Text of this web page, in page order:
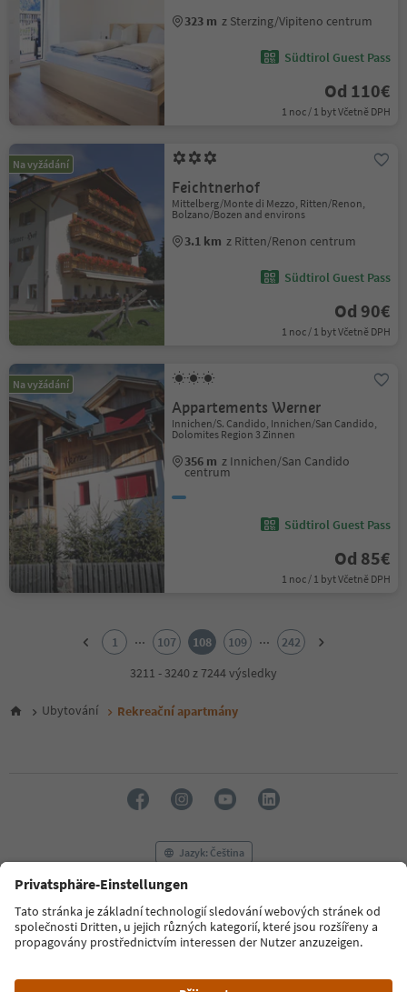
323 m z Sterzing/Vipiteno centrum
Südtirol Guest Pass
Od 110€
1 noc / 1 byt Včetně DPH
Na vyžádání
Feichtnerhof
Mittelberg/Monte di Mezzo, Ritten/Renon,
Bolzano/Bozen and environs
3.1 km z Ritten/Renon centrum
Südtirol Guest Pass
Od 90€
1 noc / 1 byt Včetně DPH
Na vyžádání
Appartements Werner
Innichen/S. Candido, Innichen/San Candido,
Dolomites Region 3 Zinnen
356 m z Innichen/San Candido
centrum
Südtirol Guest Pass
Od 85€
1 noc / 1 byt Včetně DPH
6
16
17
18
19
21
1 ... 107 108 109 ...
242
3211 - 3240 z 7244 výsledky
Ubytování Rekreační apartmány
Jazyk: Čeština
FAQ Kontaktujte nás Tisk
MICE
Zásady ochrany osobních údajů
Podmínky a ujednání
Tiráž
Prohlášení o přístupnosti